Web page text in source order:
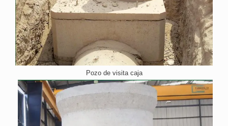
Pozo de visita caja